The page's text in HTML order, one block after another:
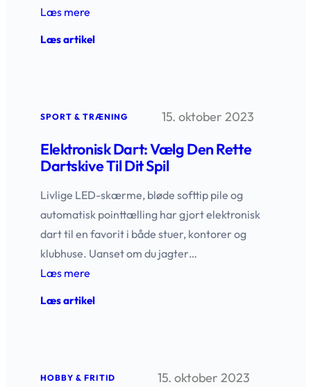
Læs mere
Læs artikel:
SPORT & TRÆNING 15. oktober 2023
Elektronisk Dart: Vælg Den Rette
Dartskive Til Dit Spil
Livlige LED-skærme, bløde softtip pile og
automatisk pointtælling har gjort elektronisk
dart til en favorit i både stuer, kontorer og
klubhuse. Uanset om du jagter…
Læs mere
Læs artikel:
dartskive
HOBBY & FRITID 15. oktober 2023